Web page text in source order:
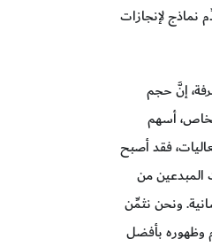
نماذج لإنجازات
إنَّ حجم
أسهم
فقد أصبح
المبدعين من
ونحن نثمِّن
وظهوره بأفضل